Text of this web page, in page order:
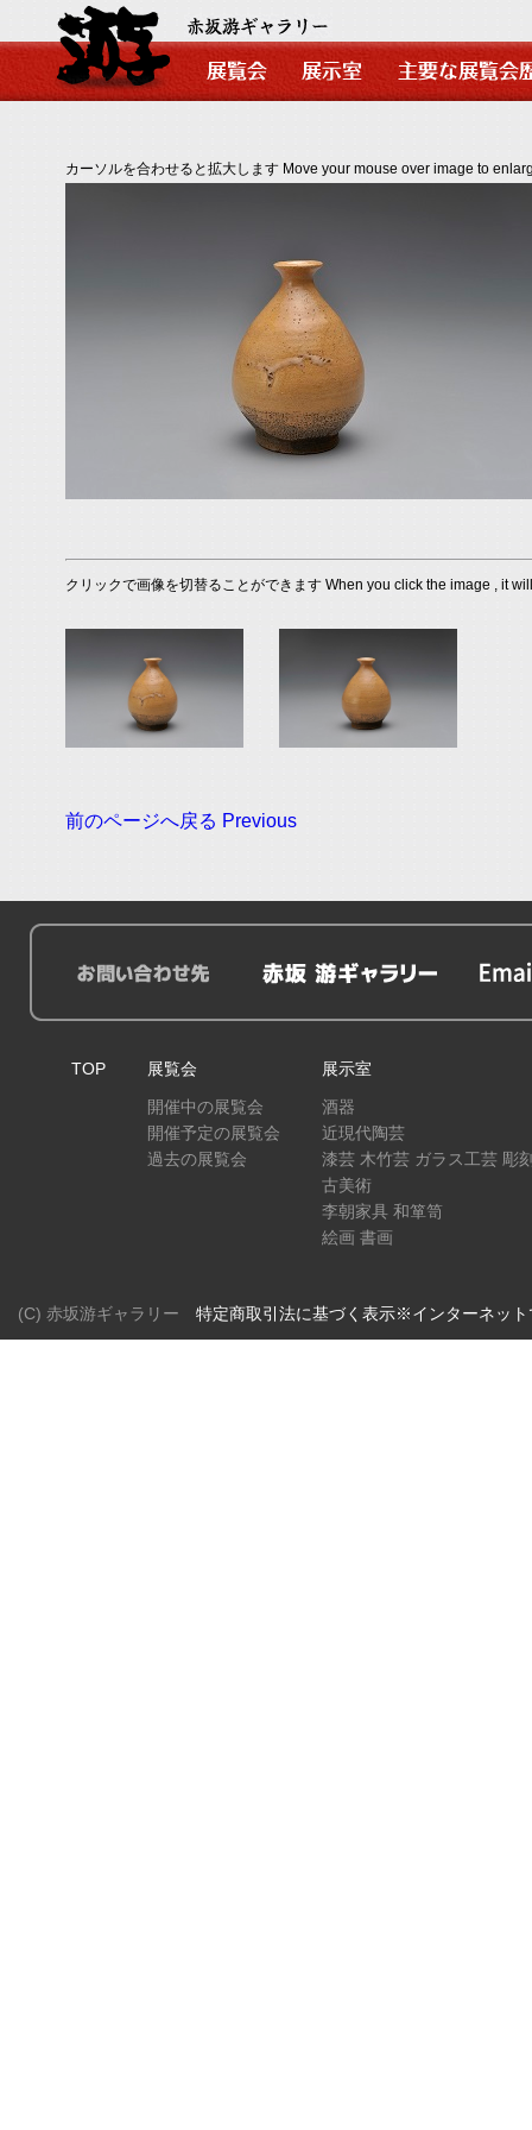
カーソルを合わせると拡大します Move your mouse over image to
クリックで画像を切替ることができます When you click the image , it
前のページへ戻る Previous
TOP
展覧会
開催中の展覧会
開催予定の展覧会
過去の展覧会
展示室
酒器
近現代陶芸
漆芸 木竹芸 ガラス工芸 彫
古美術
李朝家具 和箪笥
絵画 書画
(C) 赤坂游ギャラリー 特定商取引法に基づく表示※インターネッ